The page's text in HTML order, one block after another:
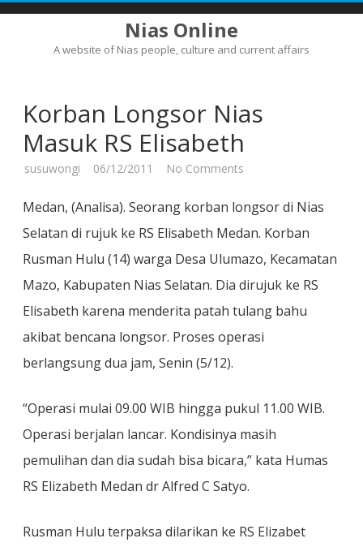
Nias Online
A website of Nias people, culture and current affairs
Korban Longsor Nias
Masuk RS Elisabeth
susuwongi 06/12/2011 No Comments
Nias
Masuk
Elisabeth
Medan, (Analisa). Seorang korban longsor di Nias
Selatan di rujuk ke RS Elisabeth Medan. Korban
Rusman Hulu (14) warga Desa Ulumazo, Kecamatan
Mazo, Kabupaten Nias Selatan. Dia dirujuk ke RS
Elisabeth karena menderita patah tulang bahu
akibat bencana longsor. Proses operasi
berlangsung dua jam, Senin (5/12).
“Operasi mulai 09.00 WIB hingga pukul 11.00 WIB.
Operasi berjalan lancar. Kondisinya masih
pemulihan dan dia sudah bisa bicara,” kata Humas
RS Elizabeth Medan dr Alfred C Satyo.
Rusman Hulu terpaksa dilarikan ke RS Elizabet